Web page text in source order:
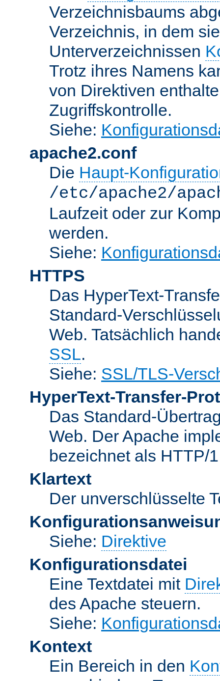
Verzeichnisbaums
Verzeichnis, in dem
Unterverzeichnissen
Trotz ihres Namens
von Direktiven
Zugriffskontrolle.
Siehe:
apache2.conf
Die Haupt-
/etc/apache2/
Laufzeit oder zur
werden.
Siehe:
HTTPS
Das HyperText-
Standard-
Web. Tatsächlich
SSL.
Siehe: SSL/TLS-
HyperText-Transfer-
Das Standard-
Web. Der Apache
bezeichnet als HTTP/
Klartext
Der unverschlüsselte
Siehe: Direktive
Konfigurationsdatei
Eine Textdatei mit
des Apache steuern.
Siehe:
Kontext
Ein Bereich in den